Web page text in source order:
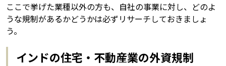
ここで挙げた業種以外の方も、自社の事業に対し、どのよ
うな規制があるかどうかは必ずリサーチしておきましょ
う。
インドの住宅・不動産業の外資規制